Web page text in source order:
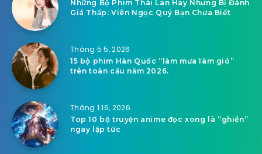
Những Bộ Phim Thái Lan Hay Nhưng Bị Đánh
Giá Thấp: Viên Ngọc Quý Bạn Chưa Biết
Tháng 5 5, 2026
15 bộ phim Hàn Quốc “làm mưa làm gió”
trên toàn cầu năm 2026.
Tháng 1 16, 2026
Top 10 bộ truyện anime đọc xong là “ghiền”
ngay lập tức